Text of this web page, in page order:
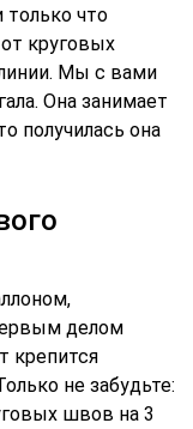
что
круговых
Мы с вами
Она занимает
получилась она
делом
крепится
не забудьте:
швов на 3